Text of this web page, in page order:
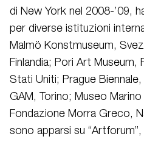
di New York nel 2008-’09,
per diverse istituzioni
Malmö Konstmuseum,
Finlandia; Pori Art Museum,
Stati Uniti; Prague
GAM, Torino; Museo Marino
Fondazione Morra Greco,
sono apparsi su “Artforum”,